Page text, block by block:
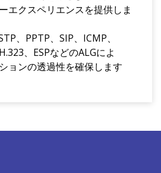
エクスペリエンスを提供しま
、PPTP、SIP、ICMP、
、ESPなどのALGによ
ョンの透過性を確保します